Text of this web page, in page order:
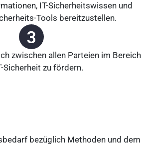
IT-Sicherheitswissen und
Tools bereitzustellen.
zwischen allen Parteien im Bereich
Sicherheit zu fördern.
bezüglich Methoden und dem